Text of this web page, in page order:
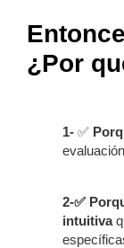
¿Por
1- ✅
2-✅
intuitiva